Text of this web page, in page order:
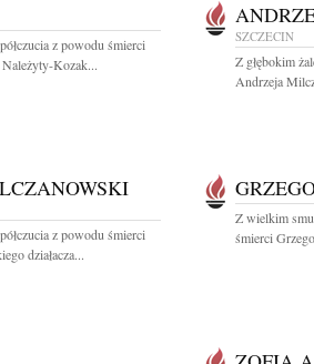
z powodu śmierci
Kozak...
SZCZECIN
Z głębokim
Andrzeja
z powodu śmierci
działacza...
Z wielkim
śmierci